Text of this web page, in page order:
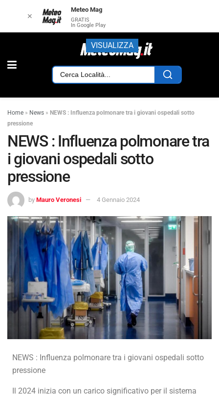
Home » News » NEWS : Influenza polmonare tra i giovani ospedali sotto
pressione
NEWS : Influenza polmonare tra
i giovani ospedali sotto
pressione
by Mauro Veronesi 4 Gennaio 2024
NEWS : Influenza polmonare tra i giovani ospedali sotto
pressione
Il 2024 inizia con un carico significativo per il sistema
✕
Meteo Mag
GRATIS
In Google Play
VISUALIZZA